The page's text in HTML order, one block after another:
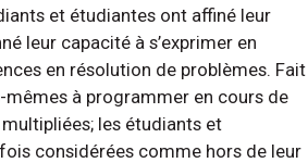
et étudiantes ont affiné leur
leur capacité à s’exprimer en
en résolution de problèmes. Fait
mêmes à programmer en cours de
multipliées; les étudiants et
considérées comme hors de leur